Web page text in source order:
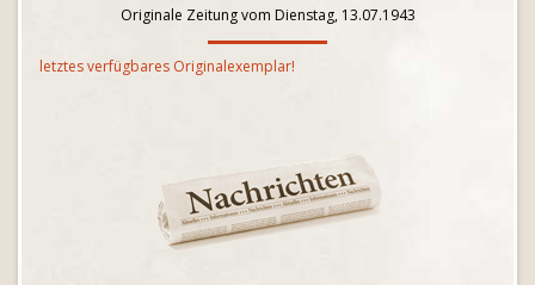
Originale Zeitung vom Dienstag, 13.07.1943
letztes verfügbares Originalexemplar!